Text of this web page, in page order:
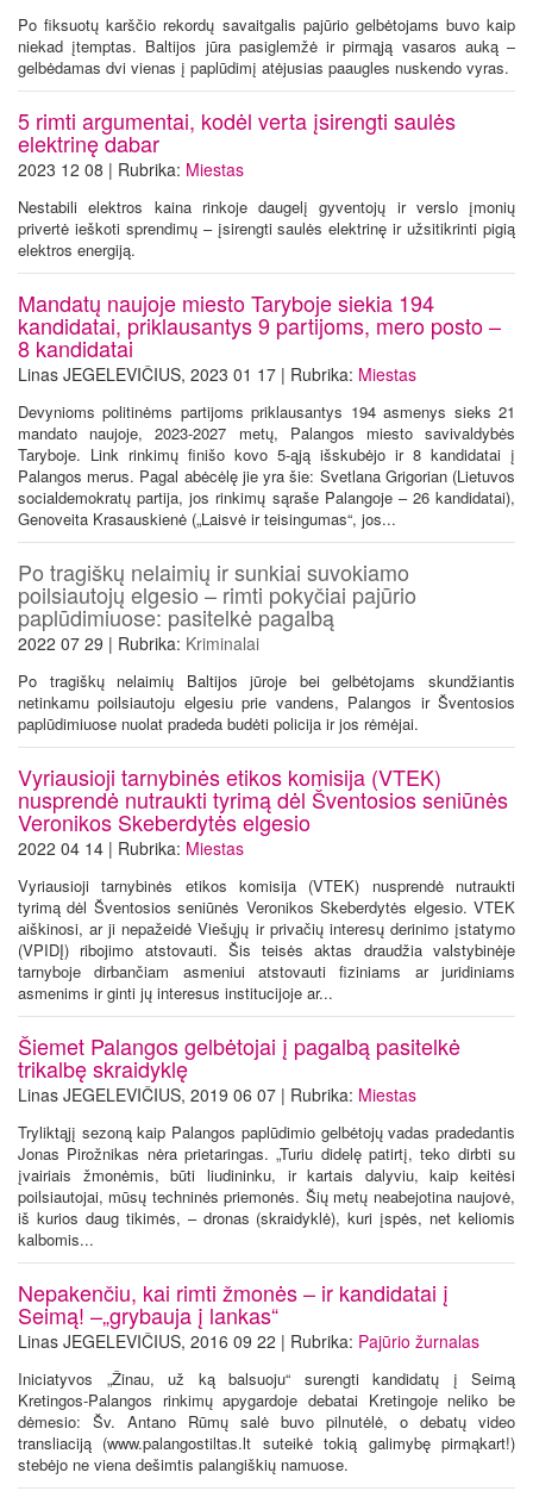
Po fiksuotų karščio rekordų savaitgalis pajūrio gelbėtojams buvo kaip
niekad įtemptas. Baltijos jūra pasiglemžė ir pirmąją vasaros auką –
gelbėdamas dvi vienas į paplūdimį atėjusias paaugles nuskendo vyras.
5 rimti argumentai, kodėl verta įsirengti saulės
elektrinę dabar
2023 12 08 | Rubrika: Miestas
Nestabili elektros kaina rinkoje daugelį gyventojų ir verslo įmonių
privertė ieškoti sprendimų – įsirengti saulės elektrinę ir užsitikrinti pigią
elektros energiją.
Mandatų naujoje miesto Taryboje siekia 194
kandidatai, priklausantys 9 partijoms, mero posto –
8 kandidatai
Linas JEGELEVIČIUS, 2023 01 17 | Rubrika: Miestas
Devynioms politinėms partijoms priklausantys 194 asmenys sieks 21
mandato naujoje, 2023-2027 metų, Palangos miesto savivaldybės
Taryboje. Link rinkimų finišo kovo 5-ąją išskubėjo ir 8 kandidatai į
Palangos merus. Pagal abėcėlę jie yra šie: Svetlana Grigorian (Lietuvos
socialdemokratų partija, jos rinkimų sąraše Palangoje – 26 kandidatai),
Genoveita Krasauskienė („Laisvė ir teisingumas“, jos...
Po tragiškų nelaimių ir sunkiai suvokiamo
poilsiautojų elgesio – rimti pokyčiai pajūrio
paplūdimiuose: pasitelkė pagalbą
2022 07 29 | Rubrika: Kriminalai
Po tragiškų nelaimių Baltijos jūroje bei gelbėtojams skundžiantis
netinkamu poilsiautoju elgesiu prie vandens, Palangos ir Šventosios
paplūdimiuose nuolat pradeda budėti policija ir jos rėmėjai.
Vyriausioji tarnybinės etikos komisija (VTEK)
nusprendė nutraukti tyrimą dėl Šventosios seniūnės
Veronikos Skeberdytės elgesio
2022 04 14 | Rubrika: Miestas
Vyriausioji tarnybinės etikos komisija (VTEK) nusprendė nutraukti
tyrimą dėl Šventosios seniūnės Veronikos Skeberdytės elgesio. VTEK
aiškinosi, ar ji nepažeidė Viešųjų ir privačių interesų derinimo įstatymo
(VPIDĮ) ribojimo atstovauti. Šis teisės aktas draudžia valstybinėje
tarnyboje dirbančiam asmeniui atstovauti fiziniams ar juridiniams
asmenims ir ginti jų interesus institucijoje ar...
Šiemet Palangos gelbėtojai į pagalbą pasitelkė
trikalbę skraidyklę
Linas JEGELEVIČIUS, 2019 06 07 | Rubrika: Miestas
Tryliktąjį sezoną kaip Palangos paplūdimio gelbėtojų vadas pradedantis
Jonas Pirožnikas nėra prietaringas. „Turiu didelę patirtį, teko dirbti su
įvairiais žmonėmis, būti liudininku, ir kartais dalyviu, kaip keitėsi
poilsiautojai, mūsų techninės priemonės. Šių metų neabejotina naujovė,
iš kurios daug tikimės, – dronas (skraidyklė), kuri įspės, net keliomis
kalbomis...
Nepakenčiu, kai rimti žmonės – ir kandidatai į
Seimą! –„grybauja į lankas“
Linas JEGELEVIČIUS, 2016 09 22 | Rubrika: Pajūrio žurnalas
Iniciatyvos „Žinau, už ką balsuoju“ surengti kandidatų į Seimą
Kretingos-Palangos rinkimų apygardoje debatai Kretingoje neliko be
dėmesio: Šv. Antano Rūmų salė buvo pilnutėlė, o debatų video
transliaciją (www.palangostiltas.lt suteikė tokią galimybę pirmąkart!)
stebėjo ne viena dešimtis palangiškių namuose.